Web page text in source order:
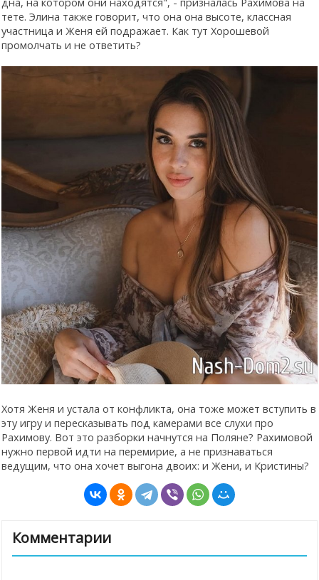
тете. Элина также говорит, что она она высоте, классная
участница и Женя ей подражает. Как тут Хорошевой
промолчать и не ответить?
Хотя Женя и устала от конфликта, она тоже может вступить в
эту игру и пересказывать под камерами все слухи про
Рахимову. Вот это разборки начнутся на Поляне? Рахимовой
нужно первой идти на перемирие, а не признаваться
ведущим, что она хочет выгона двоих: и Жени, и Кристины?
Комментарии